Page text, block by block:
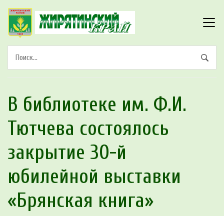
В библиотеке им. Ф.И.
Тютчева состоялось
закрытие 30-й
юбилейной выставки
«Брянская книга»